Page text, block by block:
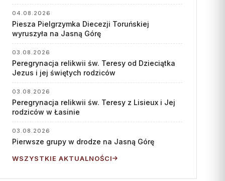
Redakcja
Współpraca
Dane kurii
Kalendarz liturgiczny
1% podatku
04.08.2026
Piesza Pielgrzymka Diecezji Toruńskiej
wyruszyła na Jasną Górę
03.08.2026
Peregrynacja relikwii św. Teresy od Dzieciątka
Jezus i jej świętych rodziców
03.08.2026
Peregrynacja relikwii św. Teresy z Lisieux i Jej
rodziców w Łasinie
03.08.2026
Pierwsze grupy w drodze na Jasną Górę
WSZYSTKIE AKTUALNOŚCI